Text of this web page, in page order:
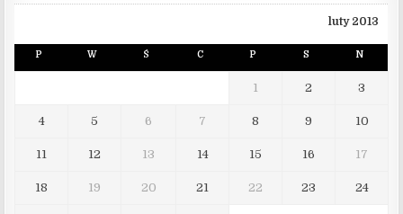
luty 2013
P W Ś C P S N
1 2 3
4 5 6 7 8 9 10
11 12 13 14 15 16 17
18 19 20 21 22 23 24